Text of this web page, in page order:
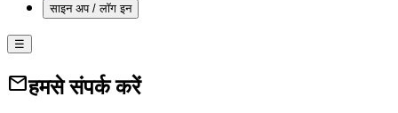
साइन अप / लॉग इन
☰
mailहमसे संपर्क करें